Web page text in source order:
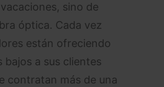
sino de
óptica. Cada vez
están ofreciendo
bajos a sus clientes
contratan más de una